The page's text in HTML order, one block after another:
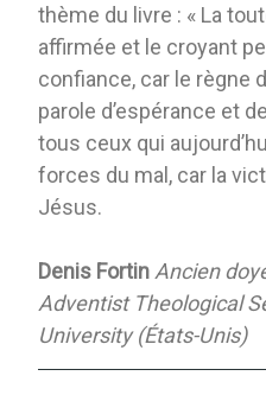
thème du livre : « La
affirmée et le croyant
confiance, car le règne
parole d’espérance et
tous ceux qui
forces du mal, car la
Jésus.
Denis Fortin Ancien
Adventist Theological
University (États-Unis)